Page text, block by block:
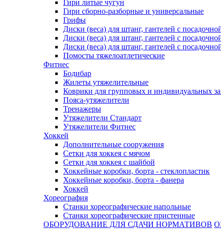
Гири литые чугун
Гири сборно-разборные и универсальные
Грифы
Диски (веса) для штанг, гантелей с
Диски (веса) для штанг, гантелей с
Диски (веса) для штанг, гантелей с
Помосты тяжелоатлетические
Фитнес
Бодибар
Жилеты утяжелительные
Коврики для групповых и индивидуальных
Пояса-утяжелители
Тренажеры
Утяжелители Стандарт
Утяжелители Фитнес
Хоккей
Дополнительные сооружения
Сетки для хоккея с мячом
Сетки для хоккея с шайбой
Хоккейные коробки, борта - стеклопластик
Хоккейные коробки, борта - фанера
Хоккей
Хореография
Станки хореографические напольные
Станки хореографические пристенные
ОБОРУДОВАНИЕ ДЛЯ СДАЧИ НОРМАТИВОВ